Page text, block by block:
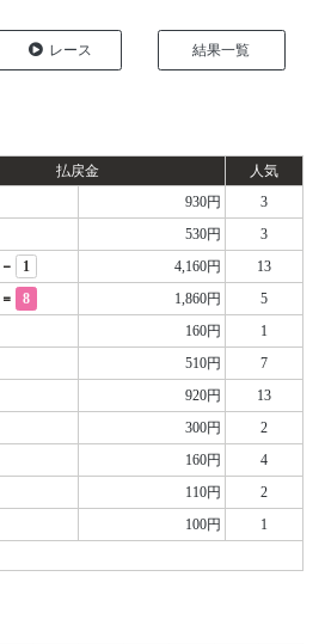
レース 結果一覧
払戻金
人気
930円
3
530円
3
- 1 4,160円
13
= 8 1,860円 5
160円
1
510円
7
920円
13
300円 2
160円
4
110円
2
100円
1